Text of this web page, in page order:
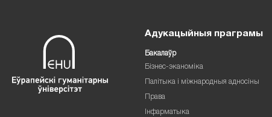
Адукацыйныя праграмы
Бакалаўр
Бізнес-эканоміка
Палітыка і міжнародныя адносіны
Права
Інфарматыка